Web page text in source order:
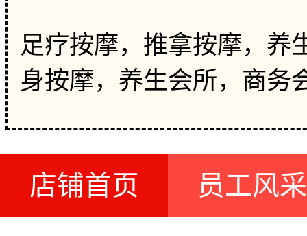
足疗按摩，推拿按摩，养
身按摩，养生会所，商务
店铺首页 员工风采